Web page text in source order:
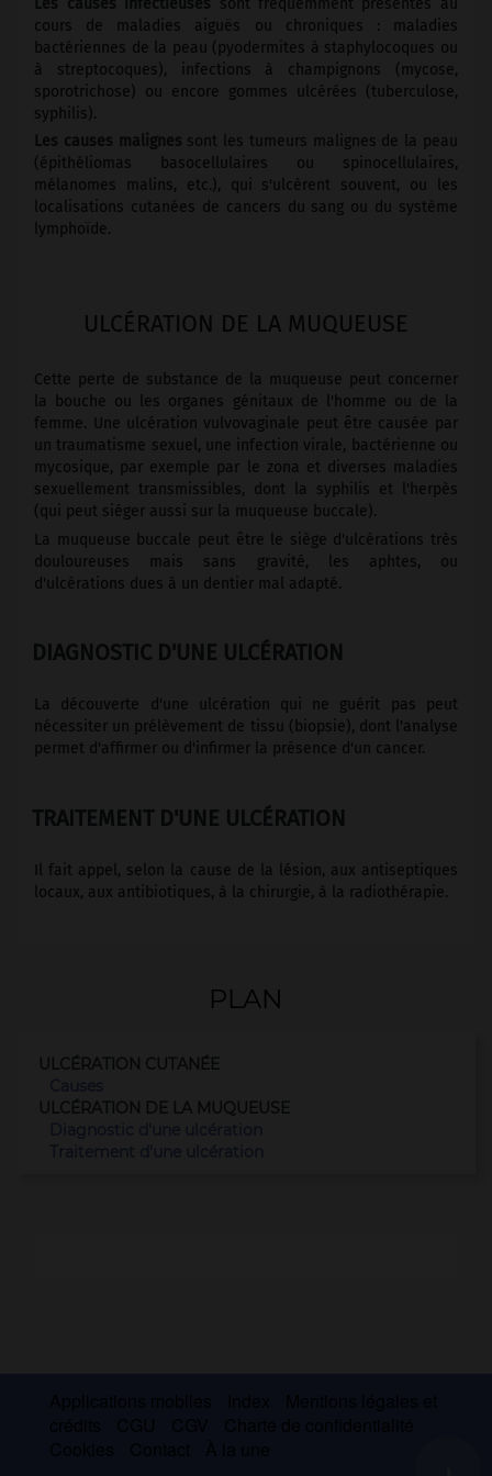
cours de maladies aiguës ou chroniques : maladies
bactériennes de la peau (pyodermites à staphylocoques ou
à streptocoques), infections à champignons (mycose,
sporotrichose) ou encore gommes ulcérées (tuberculose,
syphilis).
Les causes malignes sont les tumeurs malignes de la peau
(épithéliomas basocellulaires ou spinocellulaires,
mélanomes malins, etc.), qui s'ulcèrent souvent, ou les
localisations cutanées de cancers du sang ou du système
lymphoïde.
ULCÉRATION DE LA MUQUEUSE
Cette perte de substance de la muqueuse peut concerner
la bouche ou les organes génitaux de l'homme ou de la
femme. Une ulcération vulvovaginale peut être causée par
un traumatisme sexuel, une infection virale, bactérienne ou
mycosique, par exemple par le zona et diverses maladies
sexuellement transmissibles, dont la syphilis et l'herpès
(qui peut siéger aussi sur la muqueuse buccale).
La muqueuse buccale peut être le siège d'ulcérations très
douloureuses mais sans gravité, les aphtes, ou
d'ulcérations dues à un dentier mal adapté.
DIAGNOSTIC D'UNE ULCÉRATION
La découverte d'une ulcération qui ne guérit pas peut
nécessiter un prélèvement de tissu (biopsie), dont l'analyse
permet d'affirmer ou d'infirmer la présence d'un cancer.
TRAITEMENT D'UNE ULCÉRATION
Il fait appel, selon la cause de la lésion, aux antiseptiques
locaux, aux antibiotiques, à la chirurgie, à la radiothérapie.
PLAN
ULCÉRATION CUTANÉE
ULCÉRATION DE LA MUQUEUSE